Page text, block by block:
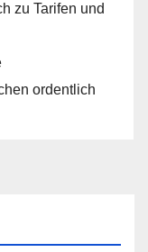
zu Tarifen und
ordentlich